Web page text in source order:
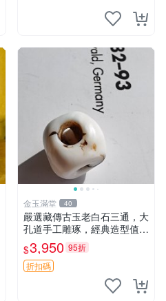
金玉滿堂 40
嚴選藏傳古玉老白石三通，大
孔道手工雕琢，經典造型值得
收藏，直徑1.38cm對孔1.22c
m高1.24cm 古玉 三通 玉器
$3,950 95折
折扣碼